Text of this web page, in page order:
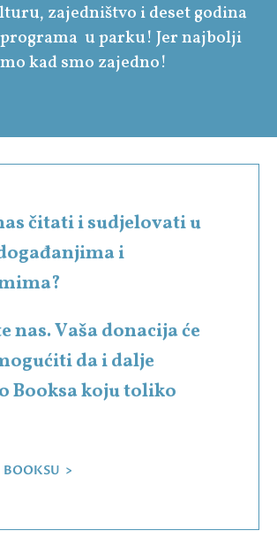
zajedništvo i deset godina
u parku! Jer najbolji
kad smo zajedno!
čitati i sudjelovati u
i
nas. Vaša donacija će
da i dalje
Booksa koju toliko
BOOKSU >